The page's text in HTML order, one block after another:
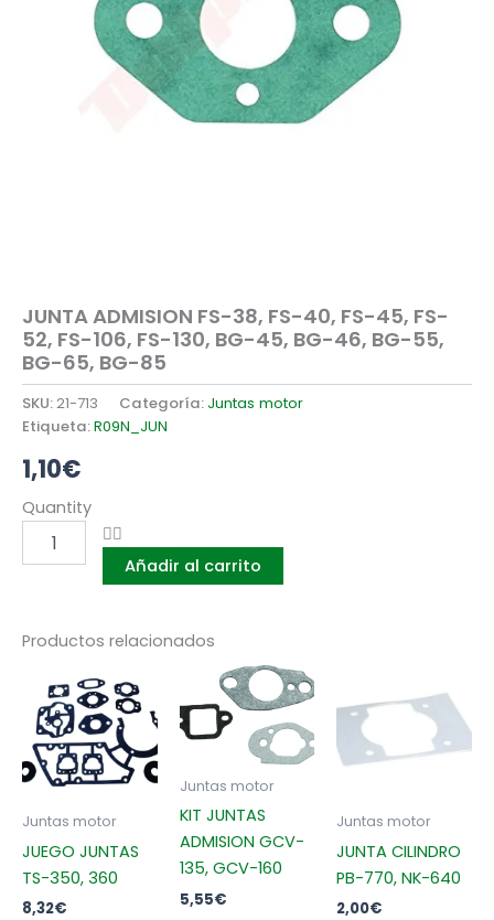
JUNTA ADMISION FS-38, FS-40, FS-45, FS-
52, FS-106, FS-130, BG-45, BG-46, BG-55,
BG-65, BG-85
SKU:21-713 Categoría: Juntas motor
Etiqueta:R09N_JUN
1,10€
Quantity
JUNTA
ADMISION
38,
FS-
52,
FS-
106,
FS-
BG-
BG-
46,
BG-
Añadir al carrito
Productos relacionados
Juntas motor
JUEGO JUNTAS
TS-350, 360
8,32€
Juntas motor
KIT JUNTAS
ADMISION GCV-
135, GCV-160
5,55€
Juntas motor
JUNTA CILINDRO
PB-770, NK-640
2,00€